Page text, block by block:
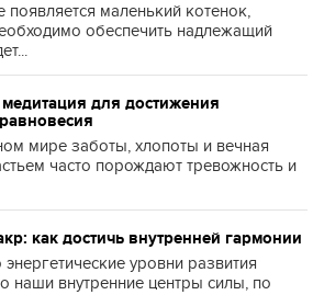
появляется маленький котенок,
обеспечить надлежащий
медитация для достижения
мире заботы, хлопоты и вечная
часто порождают тревожность и
как достичь внутренней гармонии
уровни развития
наши внутренние центры силы, по